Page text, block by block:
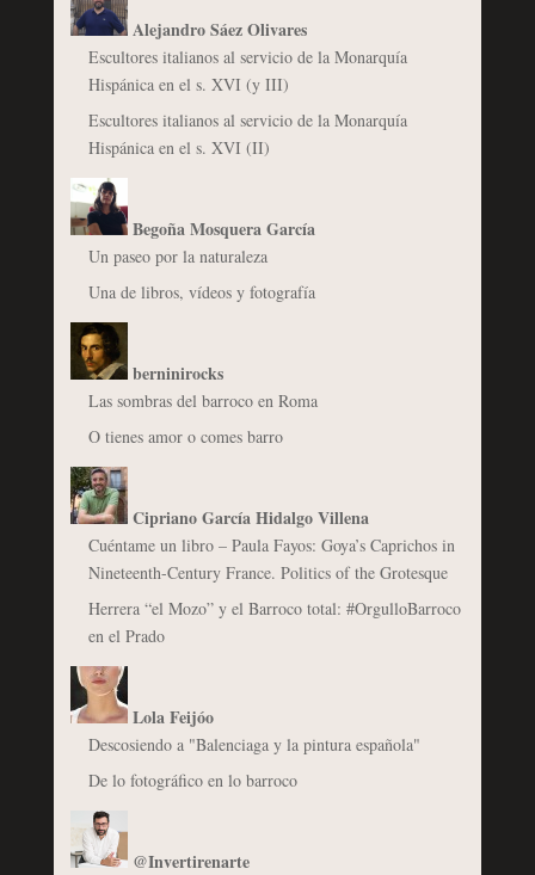
Alejandro Sáez Olivares
Escultores italianos al servicio de la Monarquía
Hispánica en el s. XVI (y III)
Escultores italianos al servicio de la Monarquía
Hispánica en el s. XVI (II)
Begoña Mosquera García
Un paseo por la naturaleza
Una de libros, vídeos y fotografía
berninirocks
Las sombras del barroco en Roma
O tienes amor o comes barro
Cipriano García Hidalgo Villena
Cuéntame un libro – Paula Fayos: Goya’s Caprichos in
Nineteenth-Century France. Politics of the Grotesque
Herrera “el Mozo” y el Barroco total: #OrgulloBarroco
en el Prado
Lola Feijóo
Descosiendo a "Balenciaga y la pintura española"
De lo fotográfico en lo barroco
@Invertirenarte